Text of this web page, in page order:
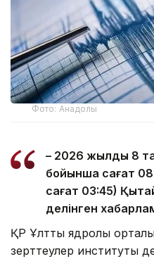
Фото: Анадолы
– 2026 жылдың 8
бойынша сағат
сағат 03:45)
делінген
ҚР Ұлттық ядролық
зерттеулер институты